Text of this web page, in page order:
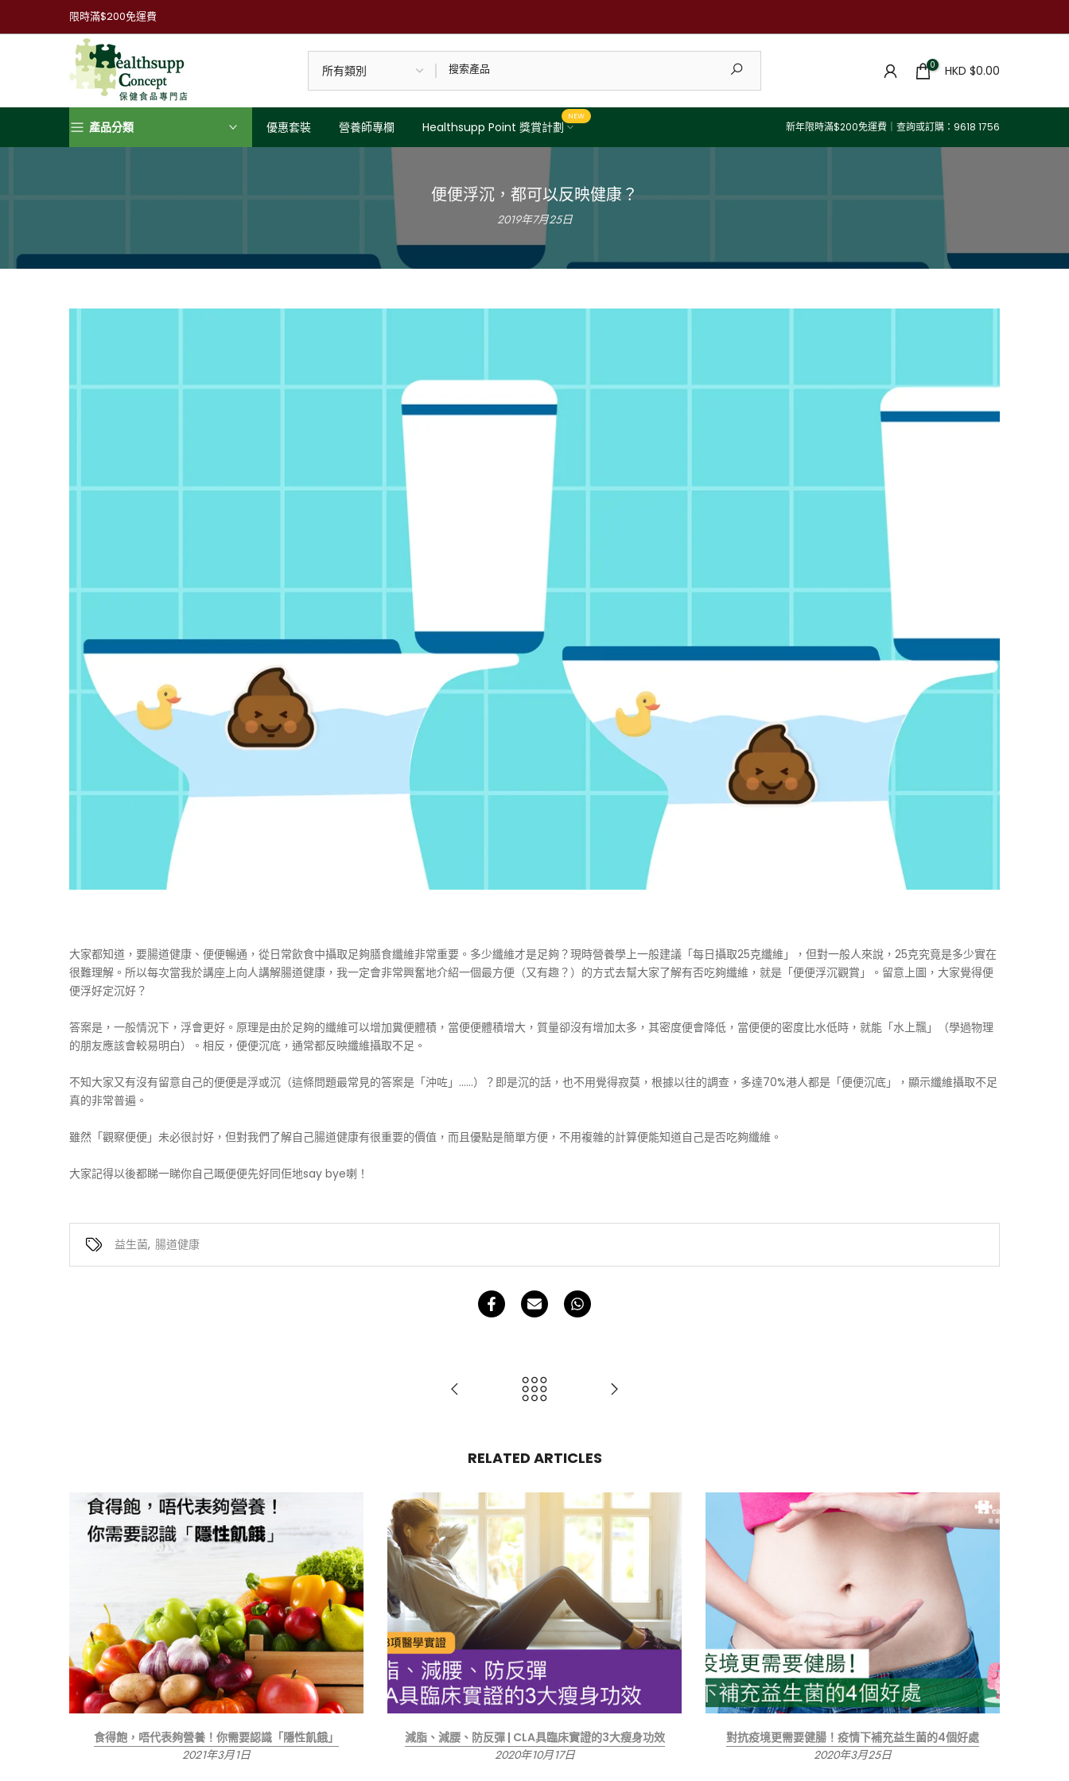
到
限時滿$200免運費
0 HKD $0.00
產品分類 優惠套裝 營養師專欄 Healthsupp Point 獎賞計劃
NEW
新年限時滿$200免運費｜查詢或訂購：9618 1756
便便浮沉，都可以反映健康？
2019年7月25日
大家都知道，要腸道健康、便便暢通，從日常飲食中攝取足夠膳食纖維非常重要。多少纖維才是足夠？現時營養學上一般建議「每日攝取25克纖維」，但對一般人來說，25克究竟是多少實在
很難理解。所以每次當我於講座上向人講解腸道健康，我一定會非常興奮地介紹一個最方便（又有趣？）的方式去幫大家了解有否吃夠纖維，就是「便便浮沉觀賞」。留意上圖，大家覺得便
便浮好定沉好？
答案是，一般情況下，浮會更好。原理是由於足夠的纖維可以增加糞便體積，當便便體積增大，質量卻沒有增加太多，其密度便會降低，當便便的密度比水低時，就能「水上飄」（學過物理
的朋友應該會較易明白）。相反，便便沉底，通常都反映纖維攝取不足。
不知大家又有沒有留意自己的便便是浮或沉（這條問題最常見的答案是「沖咗」……）？即是沉的話，也不用覺得寂莫，根據以往的調查，多達70%港人都是「便便沉底」，顯示纖維攝取不足
真的非常普遍。
雖然「觀察便便」未必很討好，但對我們了解自己腸道健康有很重要的價值，而且優點是簡單方便，不用複雜的計算便能知道自己是否吃夠纖維。
大家記得以後都睇一睇你自己嘅便便先好同佢地say bye喇！
益生菌, 腸道健康
RELATED ARTICLES
食得飽，唔代表夠營養！你需要認識「隱性飢餓」
2021年3月1日
減脂、減腰、防反彈 | CLA具臨床實證的3大瘦身功效
2020年10月17日
對抗疫境更需要健腸！疫情下補充益生菌的4個好處
2020年3月25日